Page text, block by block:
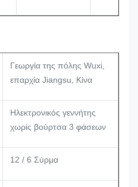
Γεωργία της πόλης Wuxi,
επαρχία Jiangsu, Κίνα
Ηλεκτρονικός γεννήτης
χωρίς βούρτσα 3 φάσεων
12 / 6 Σύρμα